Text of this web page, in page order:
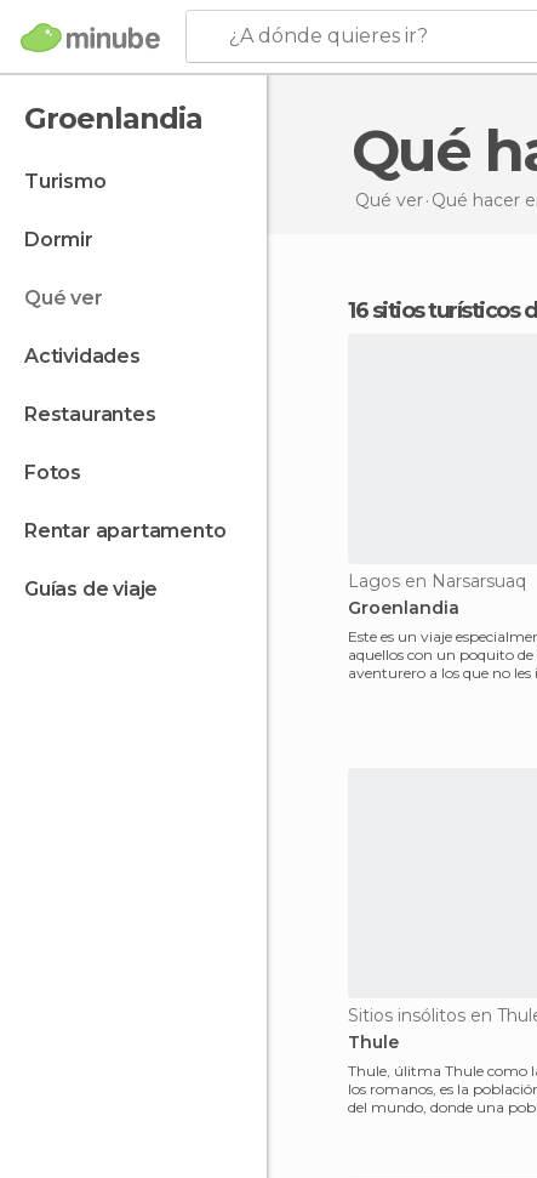
¿A dónde quieres ir?
Groenlandia
turismo
dormir
qué ver
actividades
restaurantes
fotos
rentar apartamento
guías de viaje
Qué
Qué ver Qué hacer
16 sitios turísticos
Lagos en Narsarsuaq
Groenlandia
Este es un viaje
aquellos con un poquito
aventurero a los que no
Sitios insólitos en
Thule
Thule, úlitma Thule como
los romanos, es la
del mundo, donde una